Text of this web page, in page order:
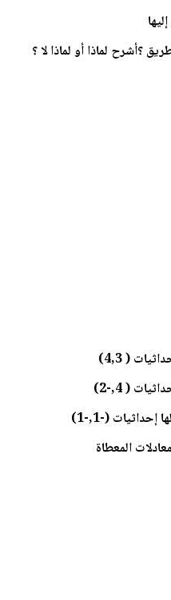
؟أشرح لماذا أو لماذا لا ؟
المعطاة